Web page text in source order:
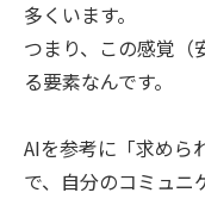
多くいます。
つまり、この感覚（
る要素なんです。
AIを参考に「求めら
で、自分のコミュニ